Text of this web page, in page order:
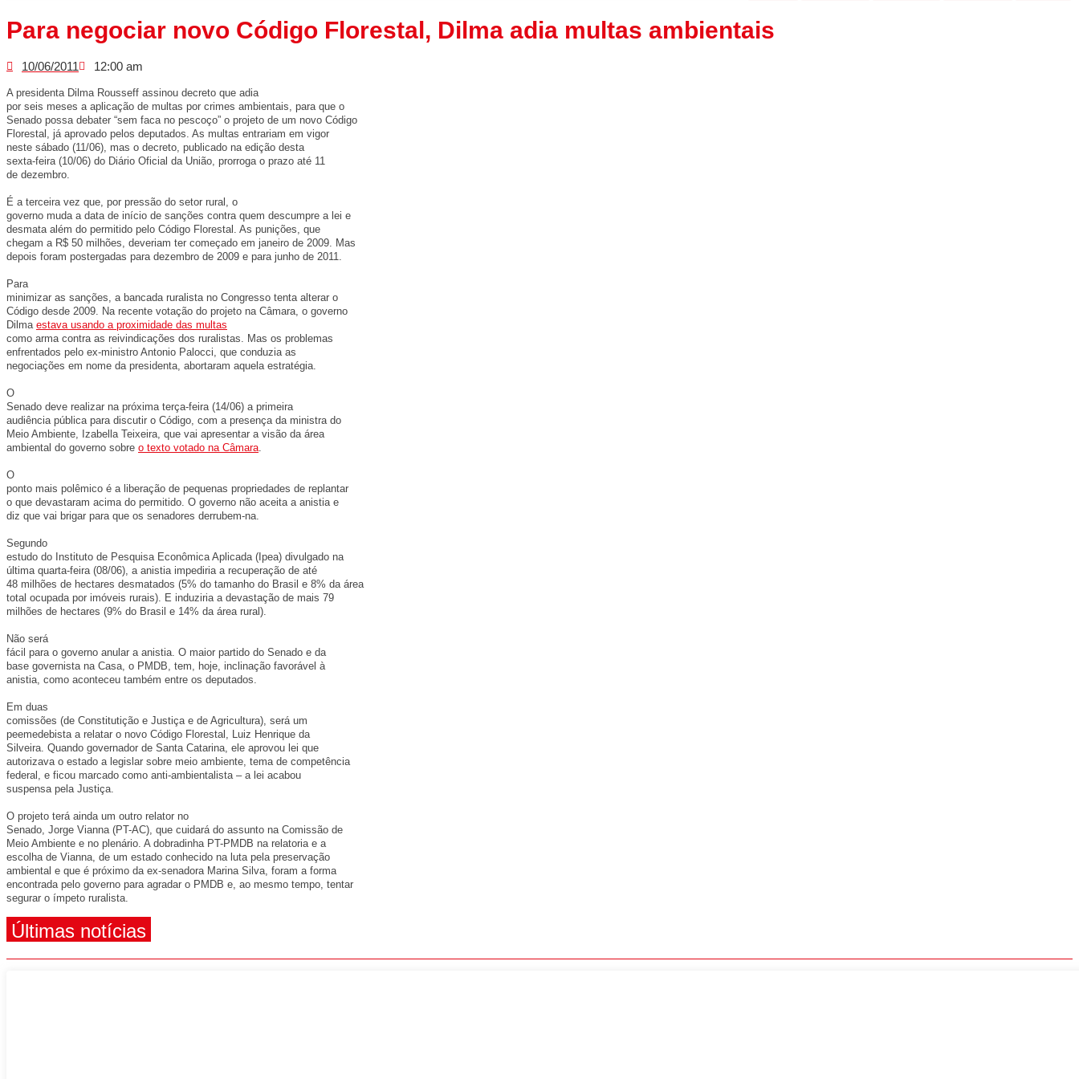
Para negociar novo Código Florestal, Dilma adia multas ambientais
10/06/2011 12:00 am
A presidenta Dilma Rousseff assinou decreto que adia
por seis meses a aplicação de multas por crimes ambientais, para que o
Senado possa debater “sem faca no pescoço” o projeto de um novo Código
Florestal, já aprovado pelos deputados. As multas entrariam em vigor
neste sábado (11/06), mas o decreto, publicado na edição desta
sexta-feira (10/06) do Diário Oficial da União, prorroga o prazo até 11
de dezembro.
É a terceira vez que, por pressão do setor rural, o
governo muda a data de início de sanções contra quem descumpre a lei e
desmata além do permitido pelo Código Florestal. As punições, que
chegam a R$ 50 milhões, deveriam ter começado em janeiro de 2009. Mas
depois foram postergadas para dezembro de 2009 e para junho de 2011.
Para
minimizar as sanções, a bancada ruralista no Congresso tenta alterar o
Código desde 2009. Na recente votação do projeto na Câmara, o governo
Dilma estava usando a proximidade das multas
como arma contra as reivindicações dos ruralistas. Mas os problemas
enfrentados pelo ex-ministro Antonio Palocci, que conduzia as
negociações em nome da presidenta, abortaram aquela estratégia.
O
Senado deve realizar na próxima terça-feira (14/06) a primeira
audiência pública para discutir o Código, com a presença da ministra do
Meio Ambiente, Izabella Teixeira, que vai apresentar a visão da área
ambiental do governo sobre o texto votado na Câmara.
O
ponto mais polêmico é a liberação de pequenas propriedades de replantar
o que devastaram acima do permitido. O governo não aceita a anistia e
diz que vai brigar para que os senadores derrubem-na.
Segundo
estudo do Instituto de Pesquisa Econômica Aplicada (Ipea) divulgado na
última quarta-feira (08/06), a anistia impediria a recuperação de até
48 milhões de hectares desmatados (5% do tamanho do Brasil e 8% da área
total ocupada por imóveis rurais). E induziria a devastação de mais 79
milhões de hectares (9% do Brasil e 14% da área rural).
Não será
fácil para o governo anular a anistia. O maior partido do Senado e da
base governista na Casa, o PMDB, tem, hoje, inclinação favorável à
anistia, como aconteceu também entre os deputados.
Em duas
comissões (de Constitutição e Justiça e de Agricultura), será um
peemedebista a relatar o novo Código Florestal, Luiz Henrique da
Silveira. Quando governador de Santa Catarina, ele aprovou lei que
autorizava o estado a legislar sobre meio ambiente, tema de competência
federal, e ficou marcado como anti-ambientalista – a lei acabou
suspensa pela Justiça.
O projeto terá ainda um outro relator no
Senado, Jorge Vianna (PT-AC), que cuidará do assunto na Comissão de
Meio Ambiente e no plenário. A dobradinha PT-PMDB na relatoria e a
escolha de Vianna, de um estado conhecido na luta pela preservação
ambiental e que é próximo da ex-senadora Marina Silva, foram a forma
encontrada pelo governo para agradar o PMDB e, ao mesmo tempo, tentar
segurar o ímpeto ruralista.
Últimas notícias